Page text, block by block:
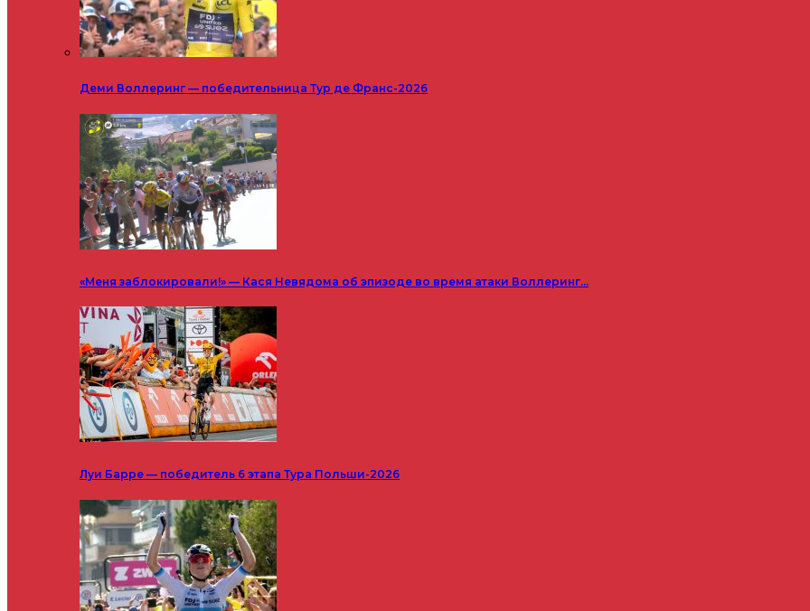
Деми Воллеринг — победительница Тур де Франс-2026
«Меня заблокировали!» — Кася Невядома об эпизоде во время атаки Воллеринг…
Луи Барре — победитель 6 этапа Тура Польши-2026